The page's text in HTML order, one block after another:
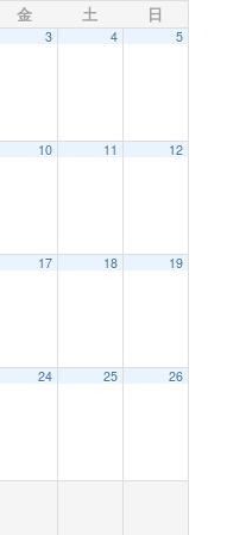
金 土 日
3 4 5
10 11 12
17 18 19
24 25 26